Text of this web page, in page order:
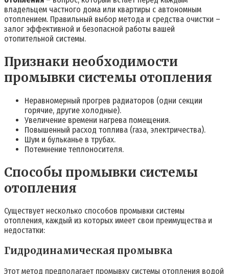
владельцем частного дома или квартиры с автономным
отоплением. Правильный выбор метода и средства очистки –
залог эффективной и безопасной работы вашей
отопительной системы.
Признаки необходимости
промывки системы отопления
Неравномерный прогрев радиаторов (одни секции
горячие, другие холодные).
Увеличение времени нагрева помещения.
Повышенный расход топлива (газа, электричества).
Шум и бульканье в трубах.
Потемнение теплоносителя.
Способы промывки системы
отопления
Существует несколько способов промывки системы
отопления, каждый из которых имеет свои преимущества и
недостатки:
Гидродинамическая промывка
Этот метод предполагает промывку системы отопления водой